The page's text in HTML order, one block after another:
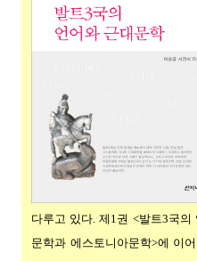
다루고 있다.제1권 <발트3국의
문학과 에스토니아문학>에 이